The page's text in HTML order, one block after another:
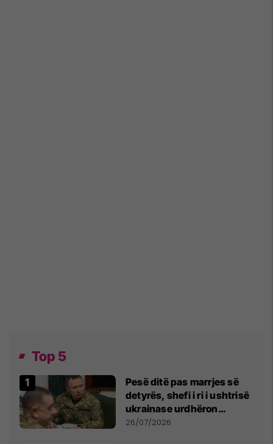
Top 5
Pesë ditë pas marrjes së
detyrës, shefi i ri i ushtrisë
ukrainase urdhëron
kontroll të madh
26/07/2026